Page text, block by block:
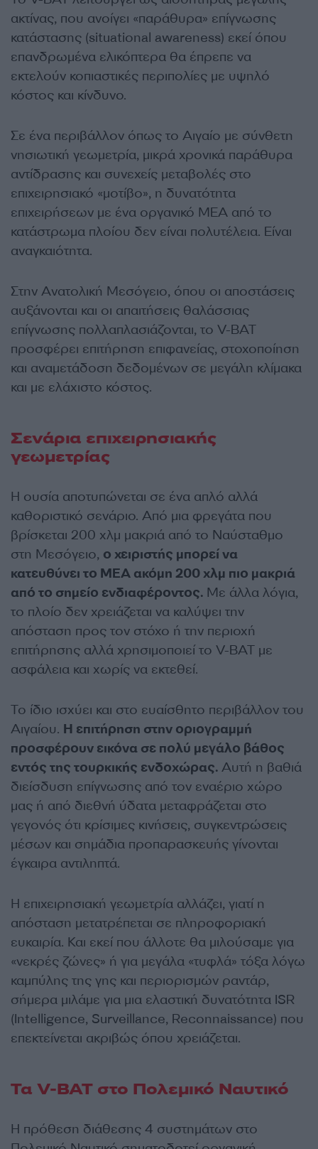
ακτίνας, που ανοίγει «παράθυρα» επίγνωσης
κατάστασης (situational awareness) εκεί όπου
επανδρωμένα ελικόπτερα θα έπρεπε να
εκτελούν κοπιαστικές περιπολίες με υψηλό
κόστος και κίνδυνο.
Σε ένα περιβάλλον όπως το Αιγαίο με σύνθετη
νησιωτική γεωμετρία, μικρά χρονικά παράθυρα
αντίδρασης και συνεχείς μεταβολές στο
επιχειρησιακό «μοτίβο», η δυνατότητα
επιχειρήσεων με ένα οργανικό ΜΕΑ από το
κατάστρωμα πλοίου δεν είναι πολυτέλεια. Είναι
αναγκαιότητα.
Στην Ανατολική Μεσόγειο, όπου οι αποστάσεις
αυξάνονται και οι απαιτήσεις θαλάσσιας
επίγνωσης πολλαπλασιάζονται, το V-BAT
προσφέρει επιτήρηση επιφανείας, στοχοποίηση
και αναμετάδοση δεδομένων σε μεγάλη κλίμακα
και με ελάχιστο κόστος.
Σενάρια επιχειρησιακής
γεωμετρίας
Η ουσία αποτυπώνεται σε ένα απλό αλλά
καθοριστικό σενάριο. Από μια φρεγάτα που
βρίσκεται 200 χλμ μακριά από το Ναύσταθμο
στη Μεσόγειο, ο χειριστής μπορεί να
κατευθύνει το ΜΕΑ ακόμη 200 χλμ πιο μακριά
από το σημείο ενδιαφέροντος. Με άλλα λόγια,
το πλοίο δεν χρειάζεται να καλύψει την
απόσταση προς τον στόχο ή την περιοχή
επιτήρησης αλλά χρησιμοποιεί το V-BAT με
ασφάλεια και χωρίς να εκτεθεί.
Το ίδιο ισχύει και στο ευαίσθητο περιβάλλον του
Αιγαίου. Η επιτήρηση στην οριογραμμή
προσφέρουν εικόνα σε πολύ μεγάλο βάθος
εντός της τουρκικής ενδοχώρας. Αυτή η βαθιά
διείσδυση επίγνωσης από τον εναέριο χώρο
μας ή από διεθνή ύδατα μεταφράζεται στο
γεγονός ότι κρίσιμες κινήσεις, συγκεντρώσεις
μέσων και σημάδια προπαρασκευής γίνονται
έγκαιρα αντιληπτά.
Η επιχειρησιακή γεωμετρία αλλάζει, γιατί η
απόσταση μετατρέπεται σε πληροφοριακή
ευκαιρία. Και εκεί που άλλοτε θα μιλούσαμε για
«νεκρές ζώνες» ή για μεγάλα «τυφλά» τόξα λόγω
καμπύλης της γης και περιορισμών ραντάρ,
σήμερα μιλάμε για μια ελαστική δυνατότητα ISR
(Intelligence, Surveillance, Reconnaissance) που
επεκτείνεται ακριβώς όπου χρειάζεται.
Τα V-BAT στο Πολεμικό Ναυτικό
Η πρόθεση διάθεσης 4 συστημάτων στο